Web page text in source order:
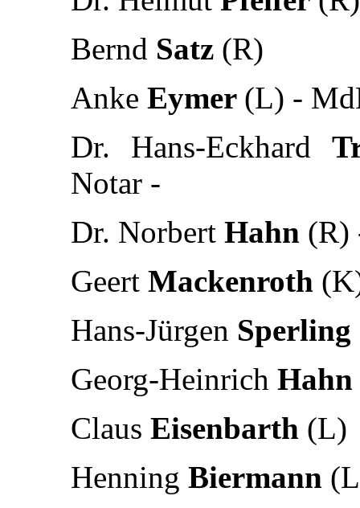
Bernd Satz (R)
Anke Eymer (L) -
Dr. Hans-Eckhard
Notar -
Dr. Norbert Hahn (R)
Geert Mackenroth
Hans-Jürgen Sperling
Georg-Heinrich Hahn
Claus Eisenbarth (L)
Henning Biermann